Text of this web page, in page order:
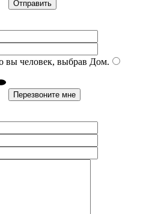
вы человек, выбрав Дом.